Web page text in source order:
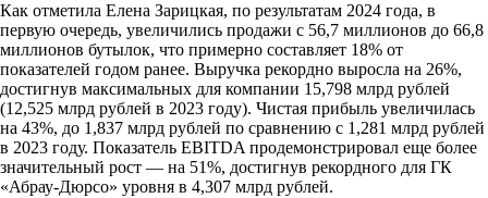
Как отметила Елена Зарицкая, по результатам 2024 года, в
первую очередь, увеличились продажи с 56,7 миллионов до 66,8
миллионов бутылок, что примерно составляет 18% от
показателей годом ранее. Выручка рекордно выросла на 26%,
достигнув максимальных для компании 15,798 млрд рублей
(12,525 млрд рублей в 2023 году). Чистая прибыль увеличилась
на 43%, до 1,837 млрд рублей по сравнению с 1,281 млрд рублей
в 2023 году. Показатель EBITDA продемонстрировал еще более
значительный рост — на 51%, достигнув рекордного для ГК
«Абрау-Дюрсо» уровня в 4,307 млрд рублей.